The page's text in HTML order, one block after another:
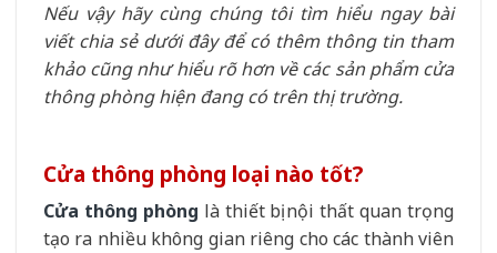
Nếu vậy hãy cùng chúng tôi tìm hiểu ngay bài
viết chia sẻ dưới đây để có thêm thông tin tham
khảo cũng như hiểu rõ hơn về các sản phẩm cửa
thông phòng hiện đang có trên thị trường.
Cửa thông phòng loại nào tốt?
Cửa thông phòng là thiết bị nội thất quan trọng
tạo ra nhiều không gian riêng cho các thành viên